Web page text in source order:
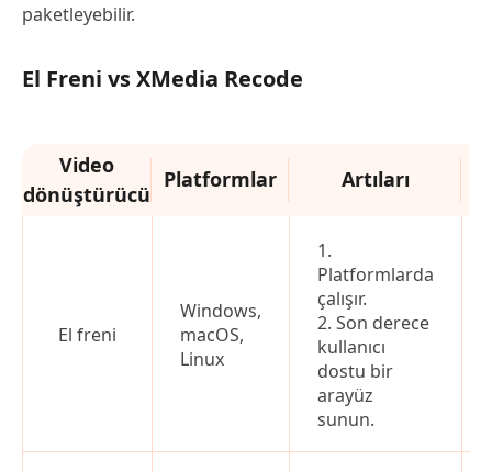
paketleyebilir.
El Freni vs XMedia Recode
Video
dönüştürücü
Platformlar Artıları
El freni
Windows,
macOS,
Linux
1.
Platformlarda
çalışır.
2. Son derece
kullanıcı
dostu bir
arayüz
sunun.